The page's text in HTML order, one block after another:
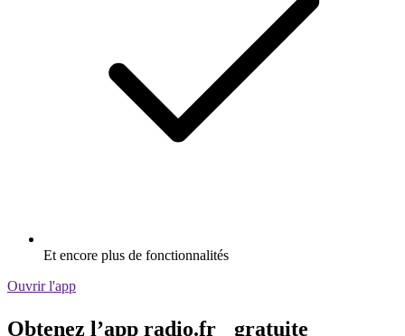
Et encore plus de fonctionnalités
Ouvrir l'app
Obtenez l’app radio.fr gratuite